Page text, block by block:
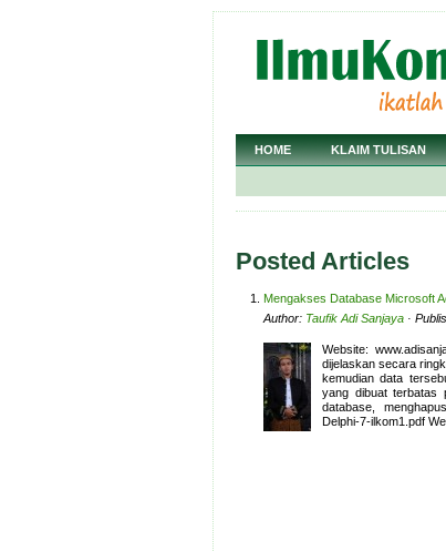
HOME KLAIM TULISAN
Posted Articles
Mengakses Database Microsoft
Author: Taufik Adi Sanjaya ·
Website:
dijelaskan secara
kemudian data
yang dibuat terbatas
database,
Delphi-7-ilkom1.pdf